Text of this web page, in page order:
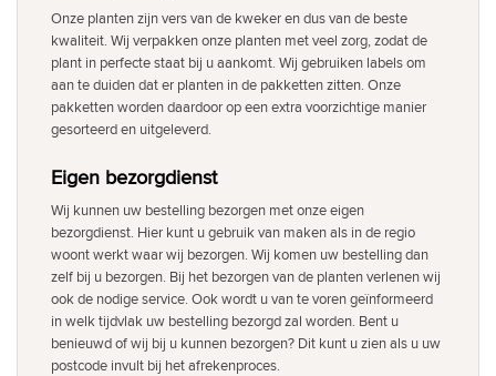
Onze planten zijn vers van de kweker en dus van de beste
kwaliteit. Wij verpakken onze planten met veel zorg, zodat de
plant in perfecte staat bij u aankomt. Wij gebruiken labels om
aan te duiden dat er planten in de pakketten zitten. Onze
pakketten worden daardoor op een extra voorzichtige manier
gesorteerd en uitgeleverd.
Eigen bezorgdienst
Wij kunnen uw bestelling bezorgen met onze eigen
bezorgdienst. Hier kunt u gebruik van maken als in de regio
woont werkt waar wij bezorgen. Wij komen uw bestelling dan
zelf bij u bezorgen. Bij het bezorgen van de planten verlenen wij
ook de nodige service. Ook wordt u van te voren geïnformeerd
in welk tijdvlak uw bestelling bezorgd zal worden. Bent u
benieuwd of wij bij u kunnen bezorgen? Dit kunt u zien als u uw
postcode invult bij het afrekenproces.